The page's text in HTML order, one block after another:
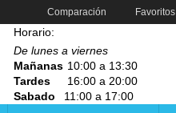
Comparación Favoritos
Horario:
De lunes a viernes
Mañanas 10:00 a 13:30
Tardes
16:00 a 20:00
Sabado
11:00 a 17:00